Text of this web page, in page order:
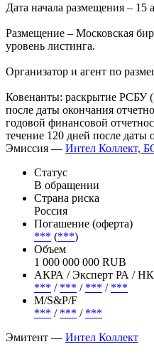
Дата начала размещения – 15
Размещение – Московская
уровень листинга.
Организатор и агент по
Ковенанты: раскрытие РСБУ
после даты окончания
годовой финансовой
течение 120 дней после даты
Эмиссия — Интел Коллект,
Статус
В обращении
Страна риска
Россия
Погашение (оферта)
*** (***)
Объем
1 000 000 000 RUB
АКРА / Эксперт РА /
*** / *** / *** / ***
М/S&P/F
*** / *** / ***
Эмитент — Интел Коллект